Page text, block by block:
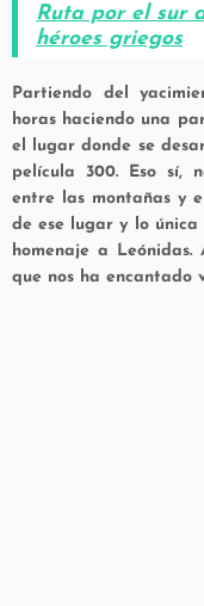
Ruta por el sur
héroes griegos
Partiendo del
horas haciendo una
el lugar donde se
película 300. Eso sí,
entre las montañas y
de ese lugar y lo única
homenaje a
que nos ha encantado